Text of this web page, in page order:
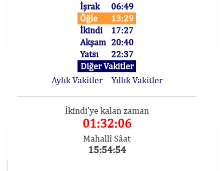
İşrak
06:49
Öğle
13:29
İkindi
17:27
Akşam 20:40
Yatsı
22:37
Diğer Vakitler
Aylık Vakitler
Yıllık Vakitler
İkindi'ye kalan zaman
01:32:06
Mahallî Sâat
15:54:54